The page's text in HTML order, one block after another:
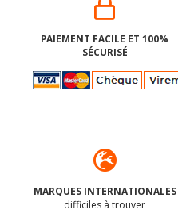
PAIEMENT FACILE ET 100%
SÉCURISÉ
MARQUES INTERNATIONALES
difficiles à trouver